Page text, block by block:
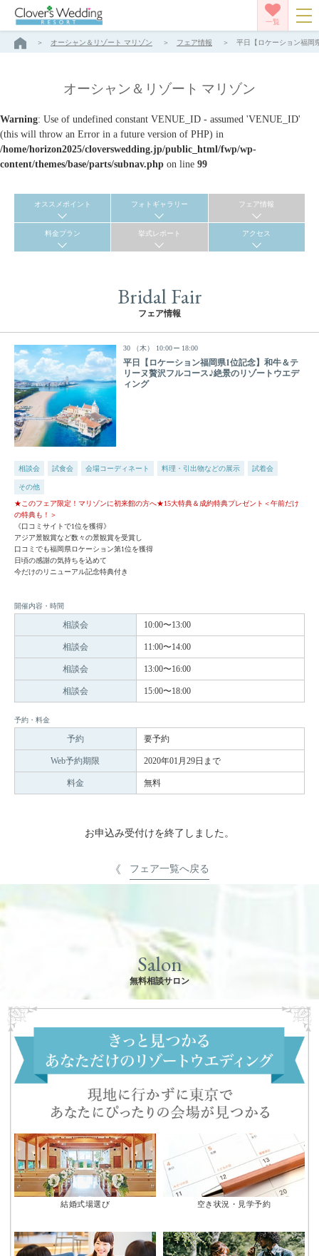
一覧
オーシャン＆リゾート マリゾン フェア情報 平日【ロケーション福岡
オーシャン＆リゾート マリゾン
Warning: Use of undefined constant VENUE_ID - assumed 'VENUE_ID'
(this will throw an Error in a future version of PHP) in
/home/horizon2025/cloverswedding.jp/public_html/fwp/wp-
content/themes/base/parts/subnav.php on line 99
オススメポイント フォトギャラリー フェア情報
料金プラン 挙式レポート アクセス
Bridal Fair
フェア情報
30 （木） 10:00 18:00
平日【ロケーション福岡県1位記念】和牛＆テ
リーヌ贅沢フルコース♪絶景のリゾートウエデ
ィング
相談会 試食会 会場コーディネート 料理・引出物などの展示 試着会
その他
★このフェア限定！マリゾンに初来館の方へ★15大特典＆成約特典プレゼント＜午前だけ
の特典も！＞
《口コミサイトで1位を獲得》
アジア景観賞など数々の景観賞を受賞し
口コミでも福岡県ロケーション第1位を獲得
日頃の感謝の気持ちを込めて
今だけのリニューアル記念特典付き
開催内容・時間
相談会 10:00〜13:00
相談会 11:00〜14:00
相談会 13:00〜16:00
相談会 15:00〜18:00
予約・料金
予約 要予約
Web予約期限 2020年01月29日まで
料金 無料
お申込み受付けを終了しました。
フェア一覧へ戻る
Salon
無料相談サロン
結婚式場選び 空き状況・見学予約